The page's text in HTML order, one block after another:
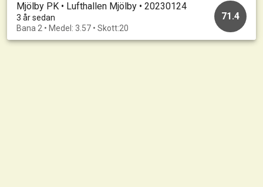
Mjölby PK • Lufthallen Mjölby • 20230124
3 år sedan
Bana 2 • Medel: 3.57 • Skott:20
71.4